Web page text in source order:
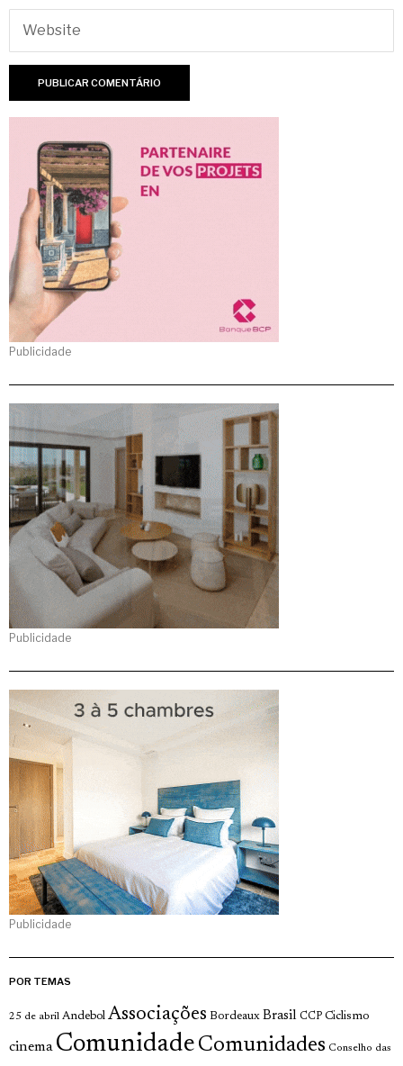
Publicidade
Publicidade
Publicidade
POR TEMAS
25 de abril Andebol Associações Bordeaux Brasil CCP Ciclismo
cinema Comunidade Comunidades Conselho das